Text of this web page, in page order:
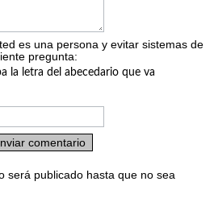
es una persona y evitar sistemas de
pregunta:
la letra del abecedario que va
será publicado hasta que no sea